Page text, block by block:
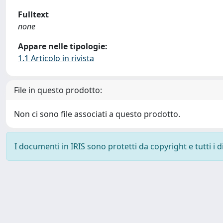
Fulltext
none
Appare nelle tipologie:
1.1 Articolo in rivista
File in questo prodotto:
Non ci sono file associati a questo prodotto.
I documenti in IRIS sono protetti da copyright e tutti i